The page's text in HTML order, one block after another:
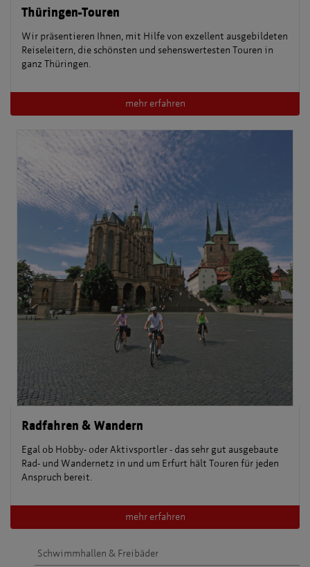
Thüringen-Touren
Wir präsentieren Ihnen, mit Hilfe von exzellent ausgebildeten
Reiseleitern, die schönsten und sehenswertesten Touren in
ganz Thüringen.
mehr erfahren
Radfahren & Wandern
Egal ob Hobby- oder Aktivsportler - das sehr gut ausgebaute
Rad- und Wandernetz in und um Erfurt hält Touren für jeden
Anspruch bereit.
mehr erfahren
Schwimmhallen & Freibäder